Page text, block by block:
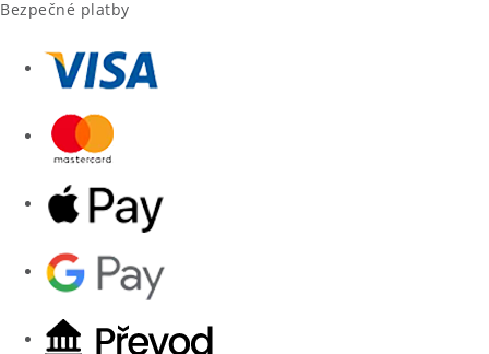
Bezpečné platby